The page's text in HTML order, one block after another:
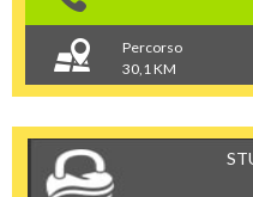
Percorso
30,1 KM